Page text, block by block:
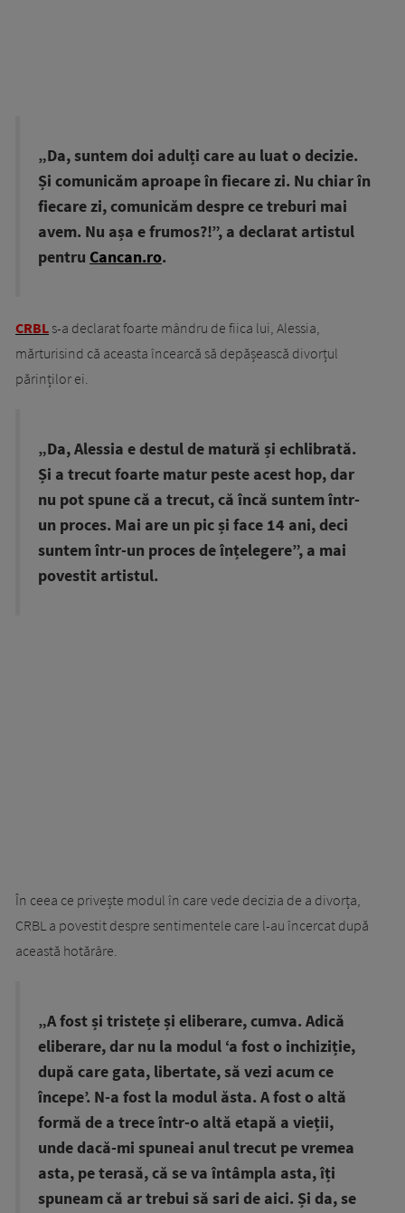
„Da, suntem doi adulți care au luat o decizie.
Și comunicăm aproape în fiecare zi. Nu chiar în
fiecare zi, comunicăm despre ce treburi mai
avem. Nu așa e frumos?!”, a declarat artistul
pentru Cancan.ro.
CRBLs-a declarat foarte mândru de fiica lui, Alessia,
mărturisind că aceasta încearcă să depășească divorțul
părinților ei.
„Da, Alessia e destul de matură și echlibrată.
Și a trecut foarte matur peste acest hop, dar
nu pot spune că a trecut, că încă suntem într-
un proces. Mai are un pic și face 14 ani, deci
suntem într-un proces de înțelegere”, a mai
povestit artistul.
În ceea ce privește modul în care vede decizia de a divorța,
CRBL a povestit despre sentimentele care l-au încercat după
această hotărâre.
„A fost și tristețe și eliberare, cumva. Adică
eliberare, dar nu la modul ‘a fost o inchiziție,
după care gata, libertate, să vezi acum ce
începe’. N-a fost la modul ăsta. A fost o altă
formă de a trece într-o altă etapă a vieții,
unde dacă-mi spuneai anul trecut pe vremea
asta, pe terasă, că se va întâmpla asta, îți
spuneam că ar trebui să sari de aici. Și da, se